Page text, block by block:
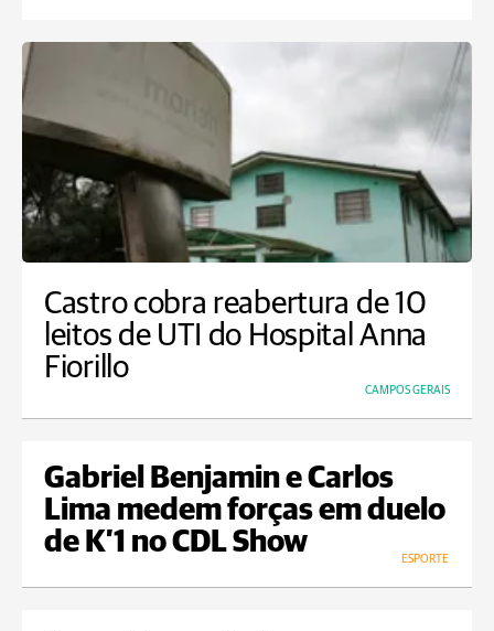
Castro cobra reabertura de 10
leitos de UTI do Hospital Anna
Fiorillo
CAMPOS GERAIS
Gabriel Benjamin e Carlos
Lima medem forças em duelo
de K’1 no CDL Show
ESPORTE